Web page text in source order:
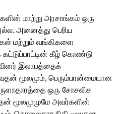
மாற்று அரசாங்கம் ஒரு
அனைத்து பெரிய
மற்றும் வங்கிகளை
கீழ் கொண்டு
இலாபத்தைக்
மூலமும், பெரும்பான்மையான
ஒரு சோசலிச
மூலமுமுமே அவர்களின்